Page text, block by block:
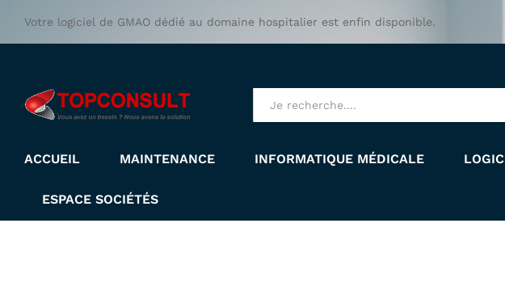
Votre logiciel de GMAO dédié au domaine hospitalier est enfin disponible.
ACCUEIL MAINTENANCE INFORMATIQUE MÉDICALE
ESPACE SOCIÉTÉS